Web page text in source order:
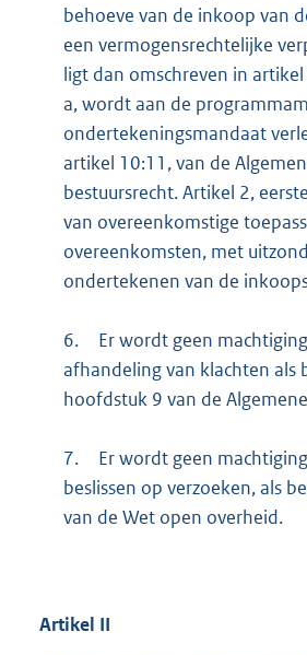
behoeve van de inkoop van
een vermogensrechtelijke
ligt dan omschreven in
a, wordt aan de
ondertekeningsmandaat
artikel 10:11, van de
bestuursrecht. Artikel 2,
van overeenkomstige
overeenkomsten, met
ondertekenen van de
6.
Er wordt geen
afhandeling van klachten als
hoofdstuk 9 van de
7.
Er wordt geen
beslissen op verzoeken, als
van de Wet open overheid.
Artikel II